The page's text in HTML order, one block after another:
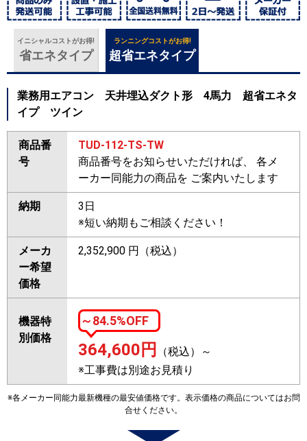
イニシャルコストがお得!
省エネタイプ
ランニングコストがお得!
超省エネタイプ
業務用エアコン 天井埋込ダクト形 4馬力 超省エネタ
イプ ツイン
商品番
号
TUD-112-TS-TW
商品番号をお知らせいただければ、 各メ
ーカー同能力の商品を ご案内いたします
納期
3日
※短い納期もご相談ください！
メーカ
ー希望
価格
2,352,900 円（税込）
機器特
別価格
～84.5%OFF
364,600 円
（税込）～
※工事費は別途お見積り
※各メーカー同能力最新機種の最安値価格です。表示価格の商品についてはお問
合せください。